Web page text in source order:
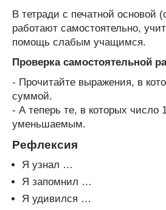
В тетради с печатной основой
работают самостоятельно,
помощь слабым учащимся.
Проверка самостоятельной
- Прочитайте выражения, в
суммой.
- А теперь те, в которых число
уменьшаемым.
Рефлексия
Я узнал …
Я запомнил …
Я удивился …